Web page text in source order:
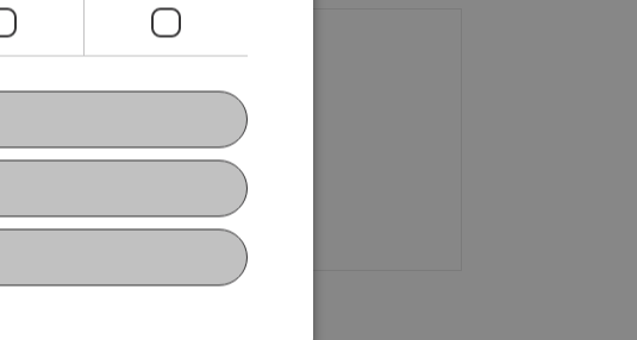
Contact
+423 265 13 01